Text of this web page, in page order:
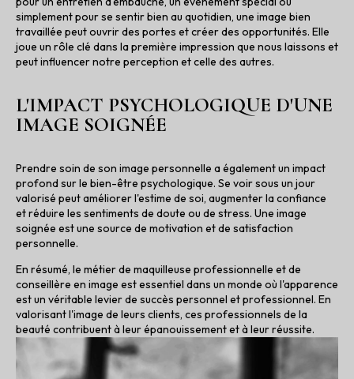
simplement pour se sentir bien au quotidien, une image bien
travaillée peut ouvrir des portes et créer des opportunités. Elle
joue un rôle clé dans la première impression que nous laissons et
peut influencer notre perception et celle des autres.
L'IMPACT PSYCHOLOGIQUE D'UNE
IMAGE SOIGNÉE
Prendre soin de son image personnelle a également un impact
profond sur le bien-être psychologique. Se voir sous un jour
valorisé peut améliorer l'estime de soi, augmenter la confiance
et réduire les sentiments de doute ou de stress. Une image
soignée est une source de motivation et de satisfaction
personnelle.
En résumé, le métier de maquilleuse professionnelle et de
conseillère en image est essentiel dans un monde où l'apparence
est un véritable levier de succès personnel et professionnel. En
valorisant l'image de leurs clients, ces professionnels de la
beauté contribuent à leur épanouissement et à leur réussite.